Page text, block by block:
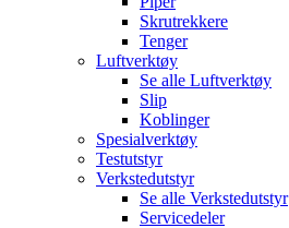
Skrutrekkere
Tenger
Luftverktøy
Se alle Luftverktøy
Slip
Koblinger
Spesialverktøy
Testutstyr
Verkstedutstyr
Se alle Verkstedutstyr
Servicedeler